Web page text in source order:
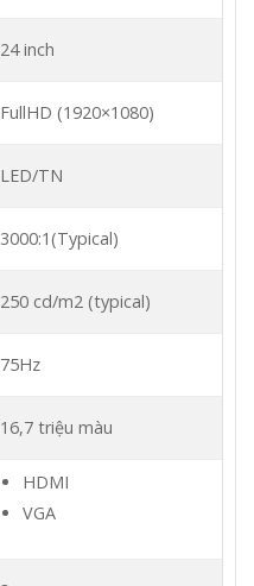
24 inch
FullHD (1920×1080)
LED/TN
3000:1(Typical)
250 cd/m2 (typical)
75Hz
16,7 triệu màu
HDMI
VGA